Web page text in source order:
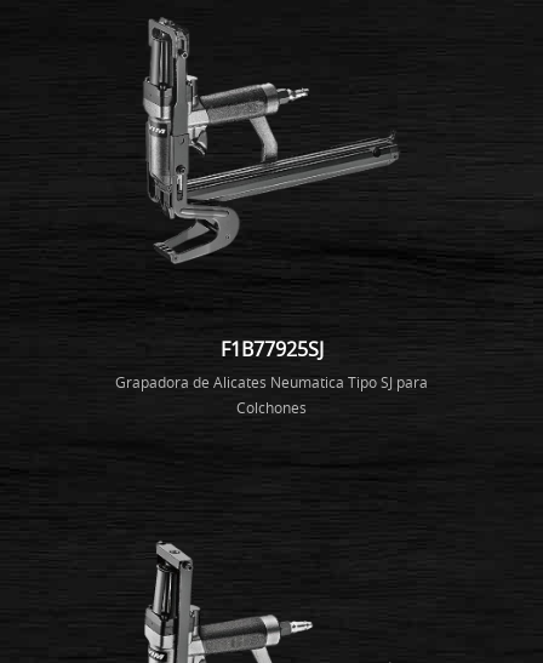
F1B77925SJ
Grapadora de Alicates Neumatica Tipo SJ para
Colchones